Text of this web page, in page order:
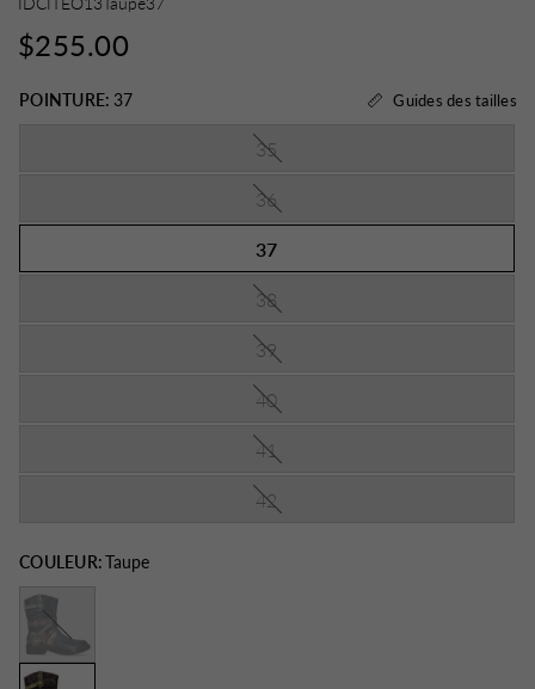
$255.00
POINTURE: 37 Guides des tailles
35
36
37
38
39
40
41
42
COULEUR:Taupe
Jeans